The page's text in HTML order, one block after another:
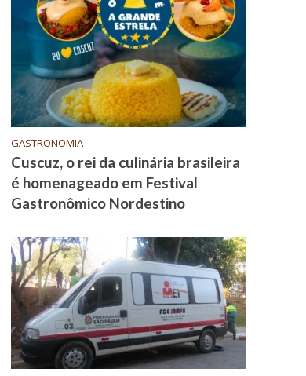
GASTRONOMIA
Cuscuz, o rei da culinária brasileira
é homenageado em Festival
Gastronômico Nordestino